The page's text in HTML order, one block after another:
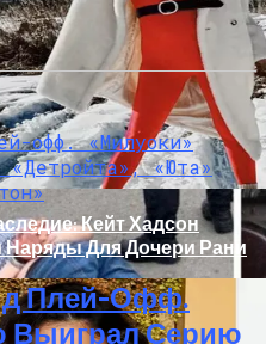
В Киевской
Пострадавший Попал В
Кейт Хадсон
Наряды Для Дочери Рани
Плей-Офф.
Выиграл Серию